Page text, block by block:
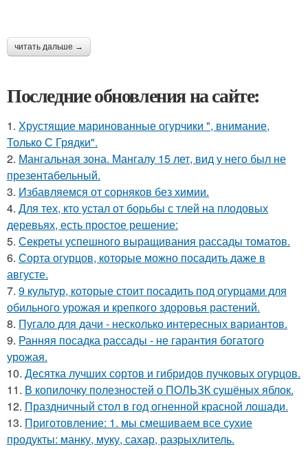
читать дальше →
Последние обновления на сайте:
1. Хрустящие маринованные огурчики ", внимание,
Только С Грядки".
2. Мангальная зона. Мангалу 15 лет, вид у него был не
презентабельный.
3. Избавляемся от сорняков без химии.
4. Для тех, кто устал от борьбы с тлей на плодовых
деревьях, есть простое решение:
5. Секреты успешного выращивания рассады томатов.
6. Сорта огурцов, которые можно посадить даже в
августе.
7. 9 культур, которые стоит посадить под огурцами для
обильного урожая и крепкого здоровья растений.
8. Пугало для дачи - несколько интересных вариантов.
9. Ранняя посадка рассады - не гарантия богатого
урожая.
10. Десятка лучших сортов и гибридов пучковых огурцов.
11. В копилочку полезностей о ПОЛЬЗК сушёных яблок.
12. Праздничный стол в год огненной красной лошади.
13. Приготовление: 1. мы смешиваем все сухие
продукты: манку, муку, сахар, разрыхлитель.